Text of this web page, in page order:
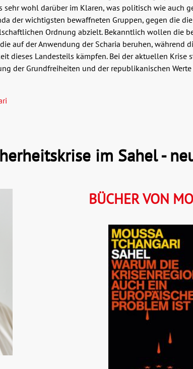
sehr wohl darüber im Klaren, was politisch wie
der wichtigsten bewaffneten Gruppen, gegen die
Ordnung abzielt. Bekanntlich wollen die
auf der Anwendung der Scharia beruhen,
dieses Landesteils kämpfen. Bei der aktuellen
der Grundfreiheiten und der republikanischen
im Sahel -
BÜCHER VON